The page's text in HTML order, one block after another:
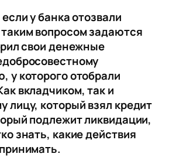
у банка отозвали
вопросом задаются
свои денежные
у которого отобрали
вкладчиком, так и
лицу, который взял кредит
подлежит ликвидации,
знать, какие действия